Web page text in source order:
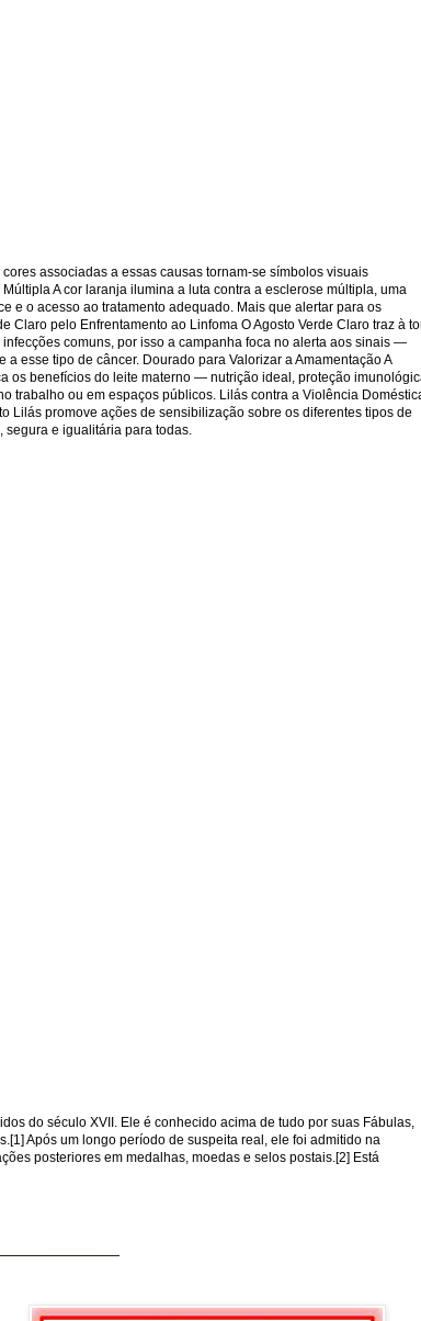
associadas a essas causas tornam-se símbolos visuais
A cor laranja ilumina a luta contra a esclerose múltipla, uma
e o acesso ao tratamento adequado. Mais que alertar para os
pelo Enfrentamento ao Linfoma O Agosto Verde Claro traz à
comuns, por isso a campanha foca no alerta aos sinais —
esse tipo de câncer. Dourado para Valorizar a Amamentação A
os benefícios do leite materno — nutrição ideal, proteção
trabalho ou em espaços públicos. Lilás contra a Violência
Lilás promove ações de sensibilização sobre os diferentes tipos de
segura e igualitária para todas.
do século XVII. Ele é conhecido acima de tudo por suas Fábulas,
Após um longo período de suspeita real, ele foi admitido na
posteriores em medalhas, moedas e selos postais.[2] Está